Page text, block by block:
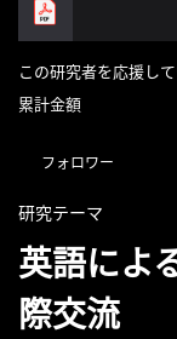
プ
ス
へ
この研究者を応援し
累計金額
フォロワー
研究テーマ
英語によ
際交流